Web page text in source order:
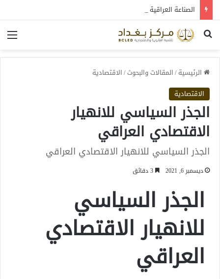
بحث عن
الرئيسية/المقالات والبحوث/الاقتصادية
الاقتصادية
الجذر السياسي للانهيار
الاقتصادي العراقي
الجذر السياسي للانهيار الاقتصادي العراقي
ديسمبر 6, 2021
الجذر السياسي
للانهيار الاقتصادي
العراقي